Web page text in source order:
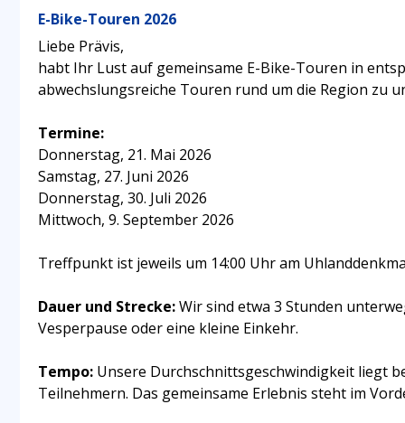
E-Bike-Touren 2026
Liebe Prävis,
habt Ihr Lust auf gemeinsame E-Bike-Touren in
abwechslungsreiche Touren rund um die Region zu
Termine:
Donnerstag, 21. Mai 2026
Samstag, 27. Juni 2026
Donnerstag, 30. Juli 2026
Mittwoch, 9. September 2026
Treffpunkt ist jeweils um 14:00 Uhr am
Dauer und Strecke:Wir sind etwa 3 Stunden
Vesperpause oder eine kleine Einkehr.
Tempo: Unsere Durchschnittsgeschwindigkeit liegt
Teilnehmern. Das gemeinsame Erlebnis steht im